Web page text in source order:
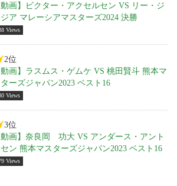
動画】ビクター・アクセルセン VS リー・ジ
ア マレーシアマスターズ2024 決勝
Views
2位
動画】ラスムス・ゲムケ VS 桃田賢斗 熊本マ
ターズジャパン2023 ベスト16
Views
3位
動画】奈良岡 功大 VS アンダース・アント
セン 熊本マスターズジャパン2023 ベスト16
Views